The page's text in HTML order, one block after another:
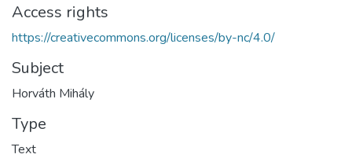
Access rights
https://creativecommons.org/licenses/by-nc/4.0/
Subject
Horváth Mihály
Type
Text